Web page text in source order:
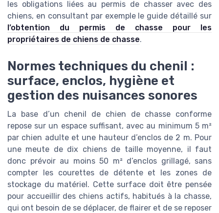
les obligations liées au permis de chasser avec des
chiens, en consultant par exemple le guide détaillé sur
l’obtention du permis de chasse pour les
propriétaires de chiens de chasse.
Normes techniques du chenil :
surface, enclos, hygiène et
gestion des nuisances sonores
La base d’un chenil de chien de chasse conforme
repose sur un espace suffisant, avec au minimum 5 m²
par chien adulte et une hauteur d’enclos de 2 m. Pour
une meute de dix chiens de taille moyenne, il faut
donc prévoir au moins 50 m² d’enclos grillagé, sans
compter les courettes de détente et les zones de
stockage du matériel. Cette surface doit être pensée
pour accueillir des chiens actifs, habitués à la chasse,
qui ont besoin de se déplacer, de flairer et de se reposer